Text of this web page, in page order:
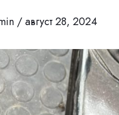
/август 28, 2024